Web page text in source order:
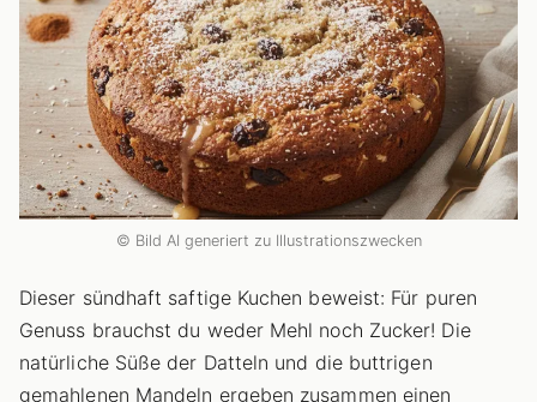
© Bild AI generiert zu Illustrationszwecken
Dieser sündhaft saftige Kuchen beweist: Für puren
Genuss brauchst du weder Mehl noch Zucker! Die
natürliche Süße der Datteln und die buttrigen
gemahlenen Mandeln ergeben zusammen einen